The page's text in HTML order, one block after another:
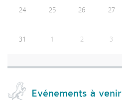
24 25 26 27
31 1 2 3
Evénements à venir